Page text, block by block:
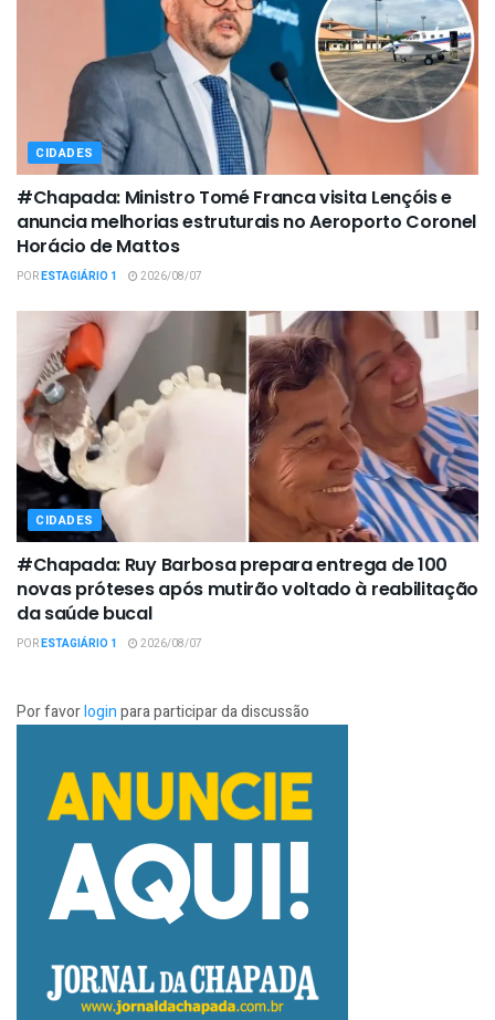
CIDADES
#Chapada: Ministro Tomé Franca visita Lençóis e
anuncia melhorias estruturais no Aeroporto Coronel
Horácio de Mattos
PORESTAGIÁRIO 1 2026/08/07
CIDADES
#Chapada: Ruy Barbosa prepara entrega de 100
novas próteses após mutirão voltado à reabilitação
da saúde bucal
PORESTAGIÁRIO 1 2026/08/07
Por favorloginpara participar da discussão